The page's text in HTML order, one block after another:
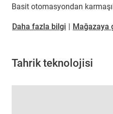
Basit otomasyondan
Daha fazla bilgi | Mağazaya
Tahrik teknolojisi